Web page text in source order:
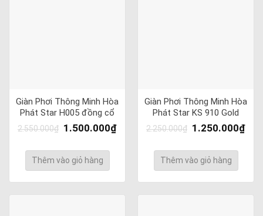
Giàn Phơi Thông Minh Hòa
Phát Star H005 đồng cổ
2.550.000₫ 1.500.000₫
Thêm vào giỏ hàng
Giàn Phơi Thông Minh Hòa
Phát Star KS 910 Gold
2.250.000₫ 1.250.000₫
Thêm vào giỏ hàng